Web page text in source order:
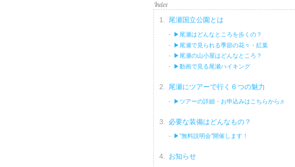
尾瀬国立公園とは
▶尾瀬はどんなところを歩くの？
▶尾瀬で見られる季節の花々・紅葉
▶尾瀬の山小屋はどんなところ？
▶動画で見る尾瀬ハイキング
尾瀬にツアーで行く６つの魅力
▶ツアーの詳細・お申込みはこちらから♬
必要な装備はどんなもの？
▶"無料説明会"開催します！
お知らせ